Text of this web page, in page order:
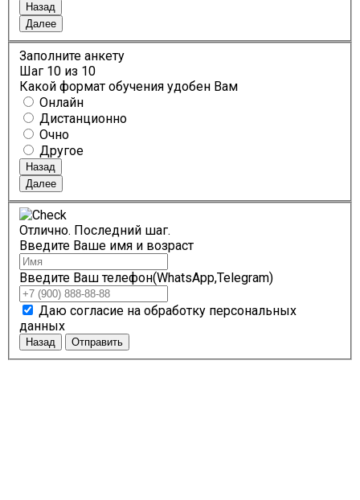
Назад
Далее
Заполните анкету
Шаг 10 из 10
Какой формат обучения удобен Вам
Онлайн
Дистанционно
Очно
Другое
Назад
Далее
Отлично. Последний шаг.
Введите Ваше имя и возраст
Введите Ваш телефон(WhatsApp,Telegram)
Даю согласие на обработку персональных
данных
Назад Отправить